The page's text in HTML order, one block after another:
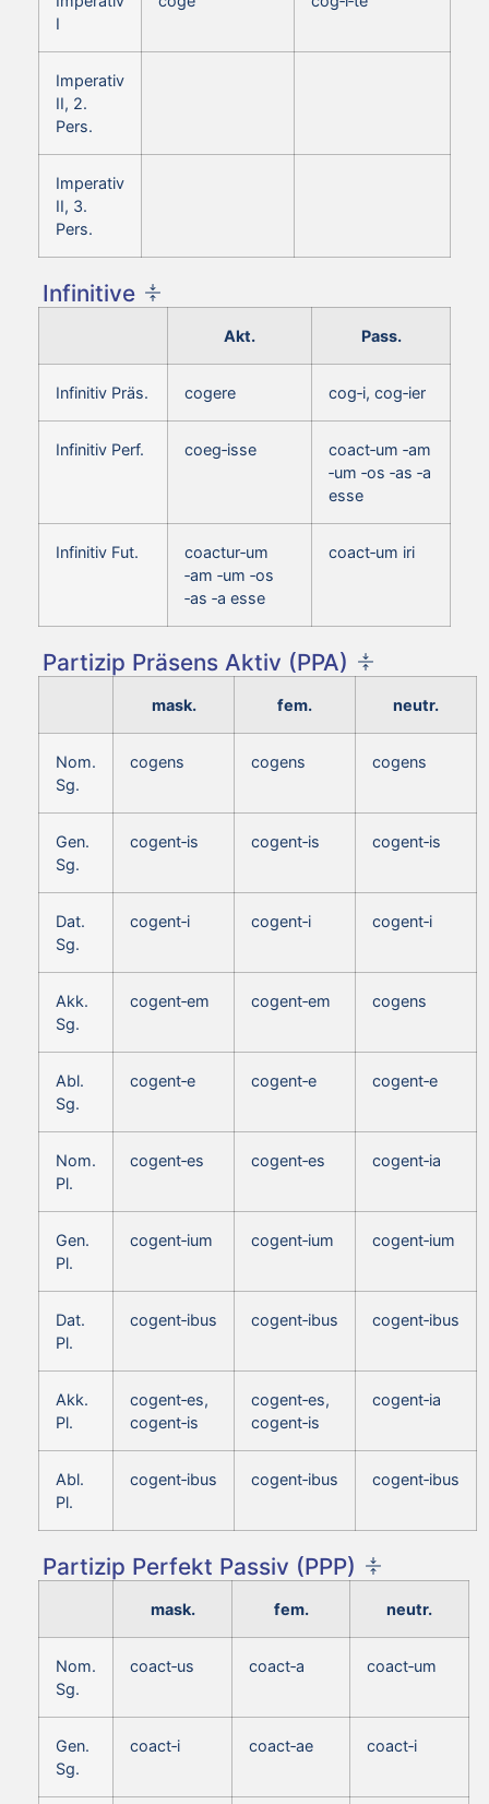
I
Imperativ
II, 2.
Pers.
Imperativ
II, 3.
Pers.
Infinitive
Akt. Pass.
Infinitiv Präs. cogere cog‑i, cog‑ier
Infinitiv Perf. coeg‑isse
coact‑um ‑am
‑um ‑os ‑as ‑a
esse
Infinitiv Fut.
coactur‑um
‑am ‑um ‑os
‑as ‑a esse
coact‑um iri
Partizip Präsens Aktiv (PPA)
mask. fem. neutr.
Nom.
Sg.
cogens cogens cogens
Gen.
Sg.
cogent‑is cogent‑is cogent‑is
Dat.
Sg.
cogent‑i cogent‑i cogent‑i
Akk.
Sg.
cogent‑em cogent‑em cogens
Abl.
Sg.
cogent‑e cogent‑e cogent‑e
Nom.
Pl.
cogent‑es cogent‑es cogent‑ia
Gen.
Pl.
cogent‑ium cogent‑ium cogent‑ium
Dat.
Pl.
cogent‑ibus cogent‑ibus cogent‑ibus
Akk.
Pl.
cogent‑es,
cogent‑is
cogent‑es,
cogent‑is
cogent‑ia
Abl.
Pl.
cogent‑ibus cogent‑ibus cogent‑ibus
Partizip Perfekt Passiv (PPP)
mask. fem. neutr.
Nom.
Sg.
coact‑us coact‑a coact‑um
Gen.
Sg.
coact‑i coact‑ae coact‑i